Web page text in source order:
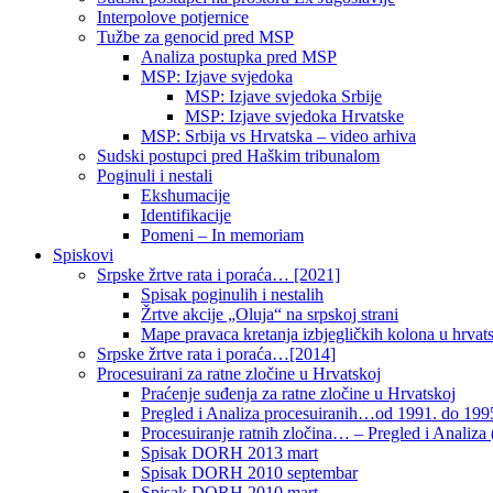
Interpolove potjernice
Tužbe za genocid pred MSP
Analiza postupka pred MSP
MSP: Izjave svjedoka
MSP: Izjave svjedoka Srbije
MSP: Izjave svjedoka Hrvatske
MSP: Srbija vs Hrvatska – video arhiva
Sudski postupci pred Haškim tribunalom
Poginuli i nestali
Ekshumacije
Identifikacije
Pomeni – In memoriam
Spiskovi
Srpske žrtve rata i poraća… [2021]
Spisak poginulih i nestalih
Žrtve akcije „Oluja“ na srpskoj strani
Mape pravaca kretanja izbjegličkih kolona u
Srpske žrtve rata i poraća…[2014]
Procesuirani za ratne zločine u Hrvatskoj
Praćenje suđenja za ratne zločine u Hrvatskoj
Pregled i Analiza procesuiranih…od 1991. do
Procesuiranje ratnih zločina… – Pregled i Analiza
Spisak DORH 2013 mart
Spisak DORH 2010 septembar